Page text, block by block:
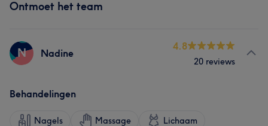
Ontmoet het team
N Nadine
4.8
20 reviews
Behandelingen
Nagels Massage Lichaam